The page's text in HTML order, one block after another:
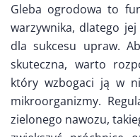
Gleba ogrodowa to
warzywnika, dlatego
dla sukcesu upraw.
skuteczna, warto
który wzbogaci ją w
mikroorganizmy.
zielonego nawozu,